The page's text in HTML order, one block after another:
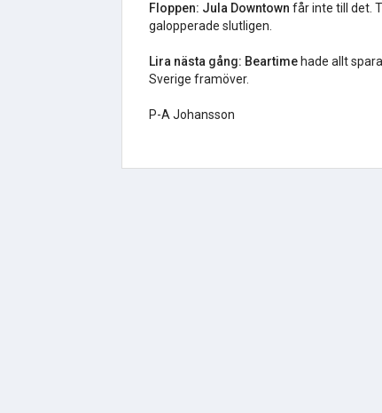
Floppen: Jula Downtown får inte till det.
galopperade slutligen.
Lira nästa gång: Beartime hade allt
Sverige framöver.
P-A Johansson